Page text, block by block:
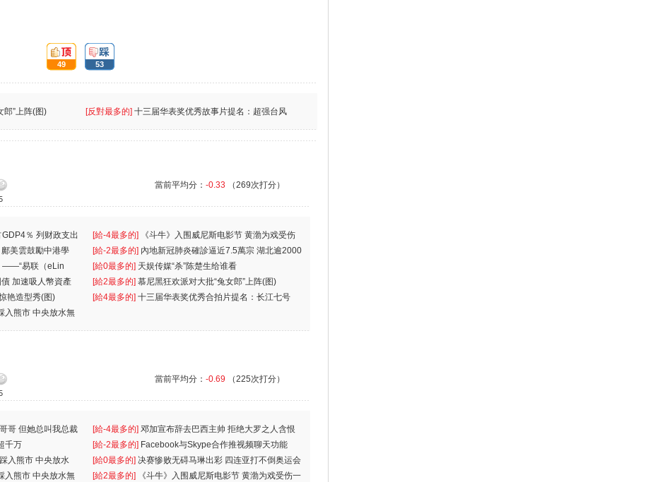
頂:
49
踩:
53
郎”上阵(图) [反對最多的] 十三届华表奖优秀故事片提名：超强台风
當前平均分： -0.33 （269次打分）
％ 列财政支出
[給-4最多的]
《斗牛》入围威尼斯电影节 黄渤为戏受伤
一
美雲鼓勵中港學
[給-2最多的] 內地新冠肺炎確診逼近7.5萬宗 湖北逾2000
人
——“易联（eLin
[給0最多的] 天娱传媒“杀”陈楚生给谁看
加速吸人幣資產 [給2最多的] 慕尼黑狂欢派对大批“兔女郎”上阵(图)
艳造型秀(图) [給4最多的] 十三届华表奖优秀合拍片提名：长江七号
入熊市 中央放水無
當前平均分： -0.69 （225次打分）
哥 但她总叫我总裁
[給-4最多的] 邓加宣布辞去巴西主帅 拒绝大罗之人含恨
离
千万 [給-2最多的] Facebook与Skype合作推视频聊天功能
入熊市 中央放水
[給0最多的] 决赛惨败无碍马琳出彩 四连亚打不倒奥运会
入熊市 中央放水無 [給2最多的]
《斗牛》入围威尼斯电影节 黄渤为戏受伤一